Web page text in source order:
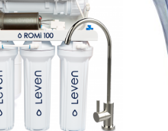
Add to
Wishlist